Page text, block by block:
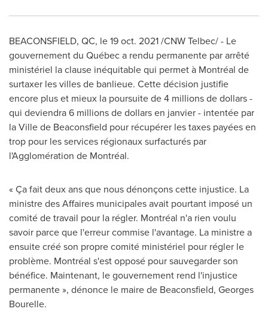
BEACONSFIELD, QC, le19 oct. 2021/CNW Telbec/ - Le
gouvernement du Québec a rendu permanente par arrêté
ministériel la clause inéquitable qui permet à Montréal de
surtaxer les villes de banlieue. Cette décision justifie
encore plus et mieux la poursuite de 4 millions de dollars -
qui deviendra 6 millions de dollars en janvier - intentée par
la Ville de Beaconsfield pour récupérer les taxes payées en
trop pour les services régionaux surfacturés par
l'Agglomération de Montréal.
« Ça fait deux ans que nous dénonçons cette injustice. La
ministre des Affaires municipales avait pourtant imposé un
comité de travail pour la régler. Montréal n'a rien voulu
savoir parce que l'erreur commise l'avantage. La ministre a
ensuite créé son propre comité ministériel pour régler le
problème. Montréal s'est opposé pour sauvegarder son
bénéfice. Maintenant, le gouvernement rend l'injustice
permanente », dénonce le maire de Beaconsfield, Georges
Bourelle.